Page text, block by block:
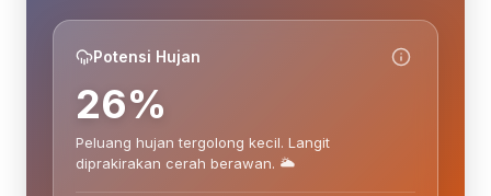
Potensi Hujan
26%
Peluang hujan tergolong kecil. Langit
diprakirakan cerah berawan. 🌥️